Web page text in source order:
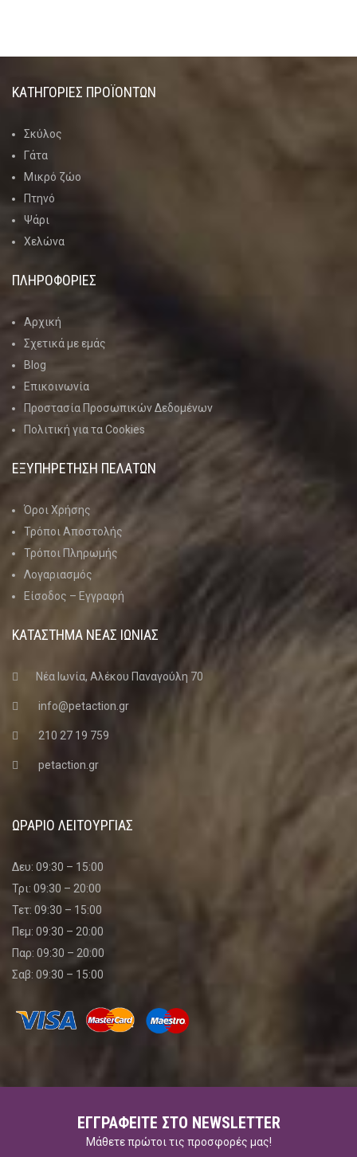
ΚΑΤΗΓΟΡΊΕΣ ΠΡΟΪΌΝΤΩΝ
Σκύλος
Γάτα
Μικρό ζώο
Πτηνό
Ψάρι
Χελώνα
ΠΛΗΡΟΦΟΡΙΕΣ
Αρχική
Σχετικά με εμάς
Blog
Επικοινωνία
Προστασία Προσωπικών Δεδομένων
Πολιτική για τα Cookies
ΕΞΥΠΗΡΕΤΗΣΗ ΠΕΛΑΤΩΝ
Όροι Χρήσης
Τρόποι Αποστολής
Τρόποι Πληρωμής
Λογαριασμός
Είσοδος – Εγγραφή
ΚΑΤΑΣΤΗΜΑ ΝΈΑΣ ΙΩΝΊΑΣ
Νέα Ιωνία, Αλέκου Παναγούλη 70
info@petaction.gr
210 27 19 759
petaction.gr
ΩΡΑΡΙΟ ΛΕΙΤΟΥΡΓΙΑΣ
Δευ: 09:30 – 15:00
Τρι: 09:30 – 20:00
Τετ: 09:30 – 15:00
Πεμ: 09:30 – 20:00
Παρ: 09:30 – 20:00
Σαβ: 09:30 – 15:00
ΕΓΓΡΑΦΕΊΤΕ ΣΤΟ NEWSLETTER
Μάθετε πρώτοι τις προσφορές μας!